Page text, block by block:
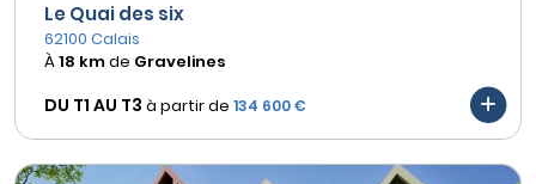
Le Quai des six
62100 Calais
À18 kmde Gravelines
DU T1 AU T3 à partir de 134 600 €